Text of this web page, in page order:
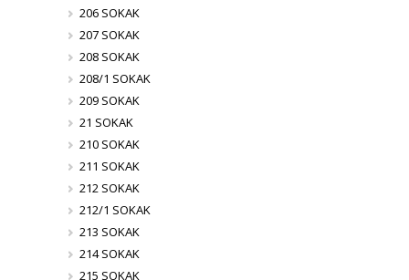
206 SOKAK
207 SOKAK
208 SOKAK
208/1 SOKAK
209 SOKAK
21 SOKAK
210 SOKAK
211 SOKAK
212 SOKAK
212/1 SOKAK
213 SOKAK
214 SOKAK
215 SOKAK